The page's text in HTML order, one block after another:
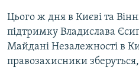
Цього ж дня в Києві та
підтримку Владислава
Майдані Незалежності в
правозахисники